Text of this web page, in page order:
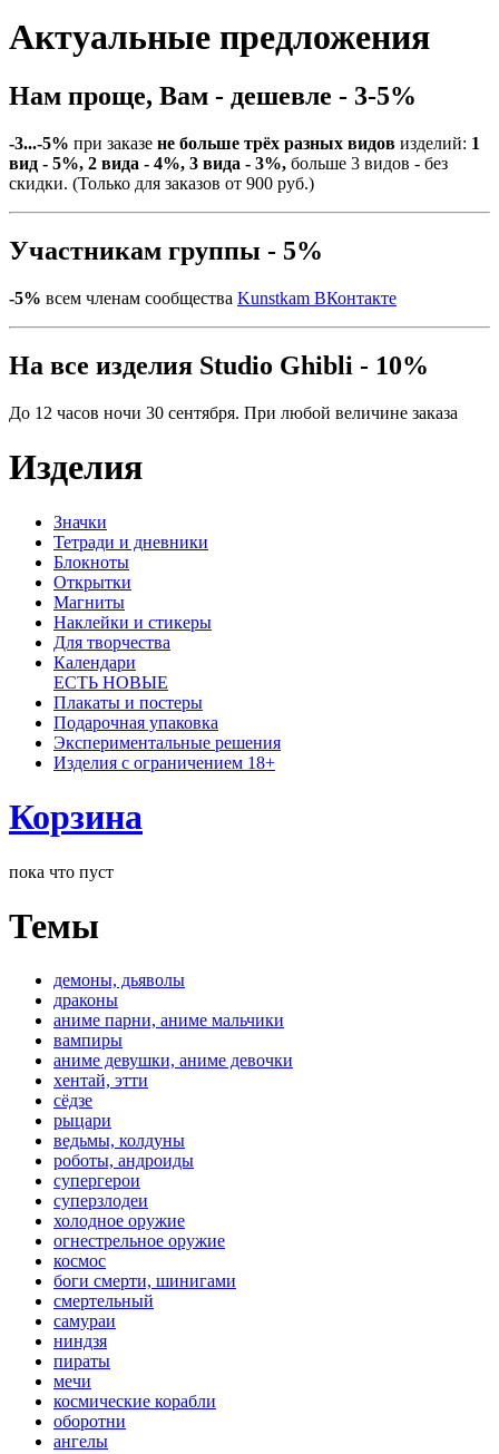
Актуальные предложения
Нам проще, Вам - дешевле - 3-5%
-3...-5% при заказе не больше трёх разных видов изделий: 1
вид - 5%, 2 вида - 4%, 3 вида - 3%, больше 3 видов - без
скидки. (Только для заказов от 900 руб.)
Участникам группы - 5%
-5% всем членам сообщества Kunstkam ВКонтакте
На все изделия Studio Ghibli - 10%
До 12 часов ночи 30 сентября. При любой величине заказа
Изделия
Значки
Тетради и дневники
Блокноты
Открытки
Магниты
Наклейки и стикеры
Для творчества
Календари
ЕСТЬ НОВЫЕ
Плакаты и постеры
Подарочная упаковка
Экспериментальные решения
Изделия с ограничением 18+
Корзина
пока что пуст
Темы
демоны, дьяволы
драконы
аниме парни, аниме мальчики
вампиры
аниме девушки, аниме девочки
хентай, этти
сёдзе
рыцари
ведьмы, колдуны
роботы, андроиды
супергерои
суперзлодеи
холодное оружие
огнестрельное оружие
космос
боги смерти, шинигами
смертельный
самураи
ниндзя
пираты
мечи
космические корабли
оборотни
ангелы